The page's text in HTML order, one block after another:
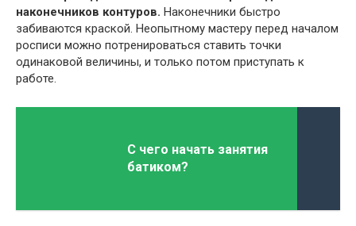
наконечников контуров. Наконечники быстро
забиваются краской. Неопытному мастеру перед началом
росписи можно потренироваться ставить точки
одинаковой величины, и только потом приступать к
работе.
С чего начать занятия
батиком?